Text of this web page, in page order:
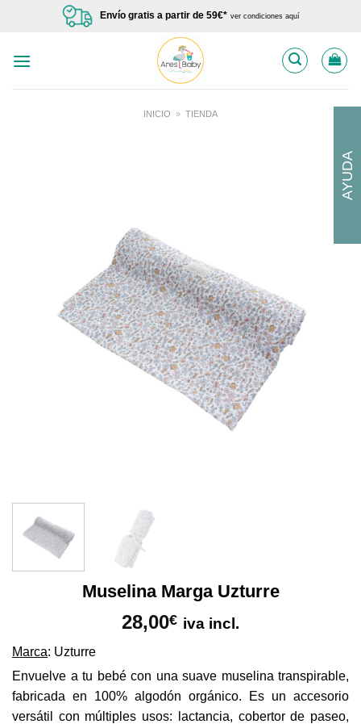
Envío gratis a partir de 59€* ver condiciones aquí
INICIO » TIENDA
Muselina Marga Uzturre
28,00€ iva incl.
Marca: Uzturre
Envuelve a tu bebé con una suave muselina transpirable,
fabricada en 100% algodón orgánico. Es un accesorio
versátil con múltiples usos: lactancia, cobertor de paseo,
AYUDA